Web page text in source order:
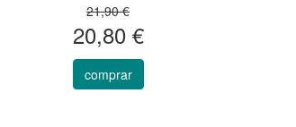
21,90 €
20,80 €
comprar